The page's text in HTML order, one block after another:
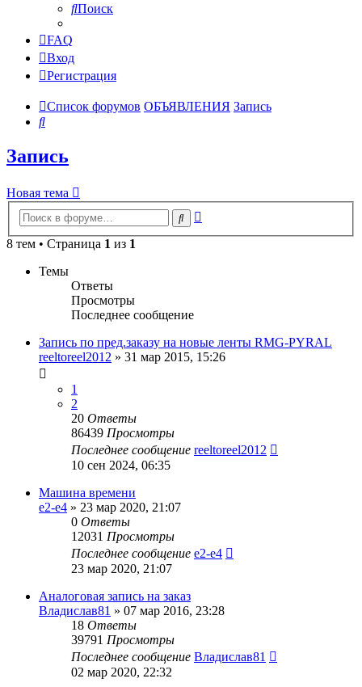
Поиск
FAQ
Вход
Регистрация
Список форумов ОБЪЯВЛЕНИЯ Запись
Поиск
Запись
Новая тема
Поиск
8 тем • Страница 1 из 1
Темы
Ответы
Просмотры
Последнее сообщение
Запись по пред.заказу на новые ленты RMG-PYRAL
reeltoreel2012 » 31 мар 2015, 15:26
1
2
20 Ответы
86439 Просмотры
Последнее сообщение reeltoreel2012
10 сен 2024, 06:35
Машина времени
e2-e4 » 23 мар 2020, 21:07
0 Ответы
12031 Просмотры
Последнее сообщение e2-e4
23 мар 2020, 21:07
Аналоговая запись на заказ
Владислав81 » 07 мар 2016, 23:28
18 Ответы
39791 Просмотры
Последнее сообщение Владислав81
02 мар 2020, 22:32